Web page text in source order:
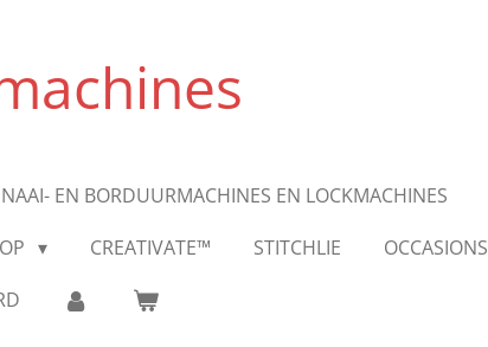
EN BORDUURMACHINES EN LOCKMACHINES
CREATIVATE™ STITCHLIE
OCCASIONS